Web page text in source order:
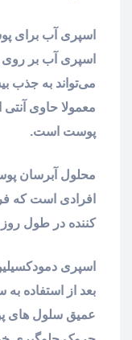
اسپری آب برای
اسپری آب بر روی
می‌تواند به جذب
معمولا حاوی آنتی
پوست است.
محلول آبرسان
افرادی است که
کننده در طول روز
اسپری
بعد از استفاده
عمیق سلول های